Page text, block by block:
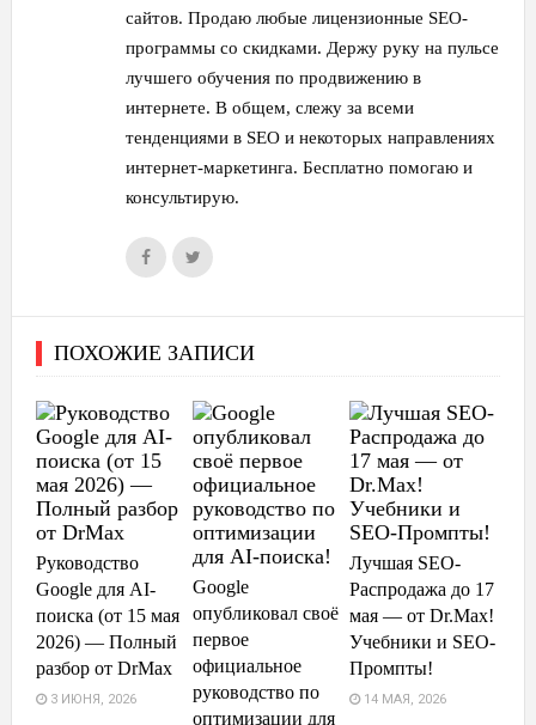
сайтов. Продаю любые лицензионные SEO-
программы со скидками. Держу руку на пульсе
лучшего обучения по продвижению в
интернете. В общем, слежу за всеми
тенденциями в SEO и некоторых направлениях
интернет-маркетинга. Бесплатно помогаю и
консультирую.
ПОХОЖИЕ ЗАПИСИ
Руководство
Google для AI-
поиска (от 15 мая
2026) — Полный
разбор от DrMax
3 ИЮНЯ, 2026
Google
опубликовал своё
первое
официальное
руководство по
оптимизации для
Лучшая SEO-
Распродажа до 17
мая — от Dr.Max!
Учебники и SEO-
Промпты!
14 МАЯ, 2026